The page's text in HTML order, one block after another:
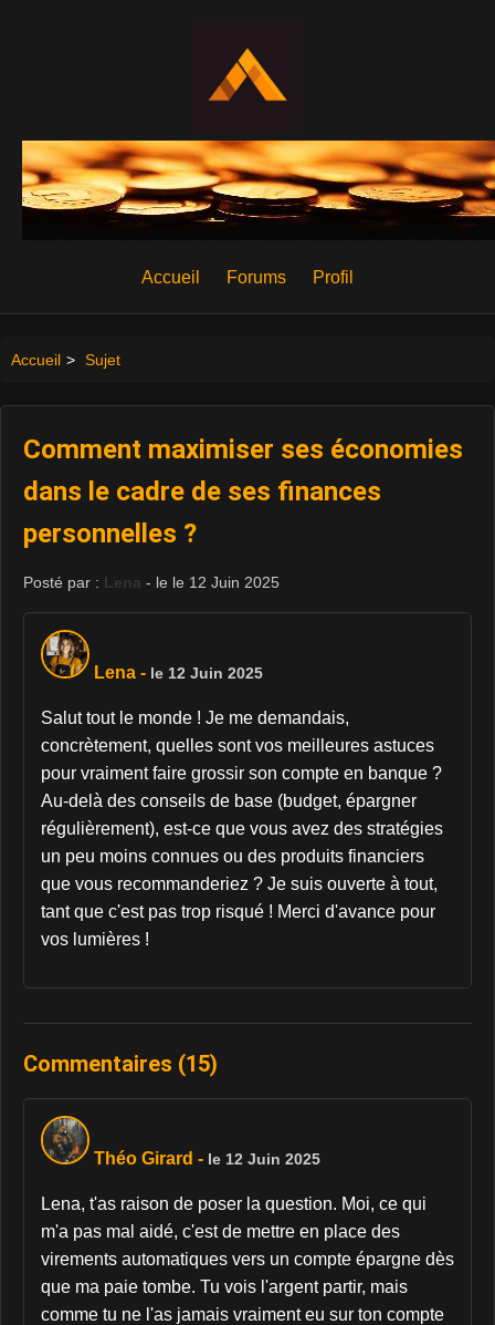
Accueil Forums Profil
Accueil > Sujet
Comment maximiser ses économies
dans le cadre de ses finances
personnelles ?
Posté par : Lena - le le 12 Juin 2025
Lena - le 12 Juin 2025
Salut tout le monde ! Je me demandais,
concrètement, quelles sont vos meilleures astuces
pour vraiment faire grossir son compte en banque ?
Au-delà des conseils de base (budget, épargner
régulièrement), est-ce que vous avez des stratégies
un peu moins connues ou des produits financiers
que vous recommanderiez ? Je suis ouverte à tout,
tant que c'est pas trop risqué ! Merci d'avance pour
vos lumières !
Commentaires (15)
Théo Girard - le 12 Juin 2025
Lena, t'as raison de poser la question. Moi, ce qui
m'a pas mal aidé, c'est de mettre en place des
virements automatiques vers un compte épargne dès
que ma paie tombe. Tu vois l'argent partir, mais
comme tu ne l'as jamais vraiment eu sur ton compte